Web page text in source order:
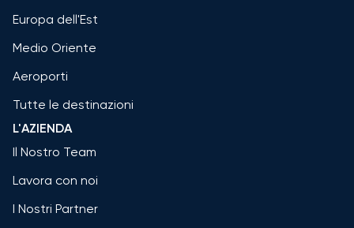
Europa dell'Est
Medio Oriente
Aeroporti
Tutte le destinazioni
L'AZIENDA
Il Nostro Team
Lavora con noi
I Nostri Partner